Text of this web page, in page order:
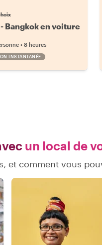
Bangkok en voiture
• 8 heures
INSTANTANÉE
un local de
et comment vous